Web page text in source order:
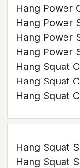
Hang Power
Hang Power
Hang Power
Hang Power
Hang Squat
Hang Squat
Hang Squat
Hang Squat
Hang Squat